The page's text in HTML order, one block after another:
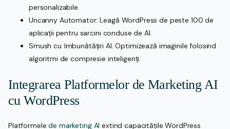
personalizabile.
Uncanny Automator: Leagă WordPress de peste 100 de
aplicații pentru sarcini conduse de AI.
Smush cu îmbunătățiri AI: Optimizează imaginile folosind
algoritmi de compresie inteligenți.
Integrarea Platformelor de Marketing AI
cu WordPress
Platformelede marketing AI extind capacitățile WordPress